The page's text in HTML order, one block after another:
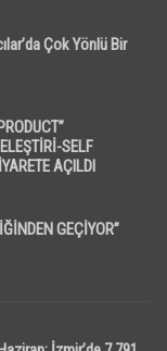
Çok Yönlü Bir
SELF
AÇILDI
GEÇİYOR”